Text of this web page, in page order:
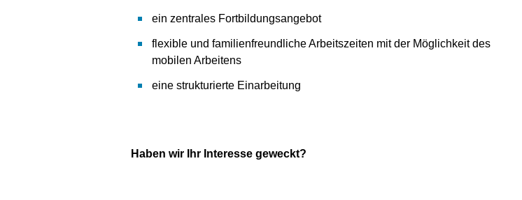
ein zentrales Fortbildungsangebot
flexible und familienfreundliche Arbeitszeiten mit der Möglichkeit des
mobilen Arbeitens
eine strukturierte Einarbeitung
Haben wir Ihr Interesse geweckt?